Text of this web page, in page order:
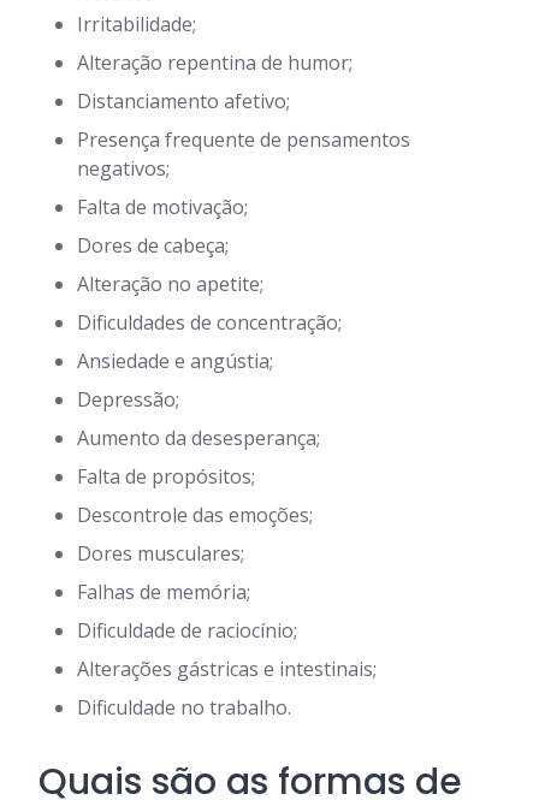
Irritabilidade;
Alteração repentina de humor;
Distanciamento afetivo;
Presença frequente de pensamentos
negativos;
Falta de motivação;
Dores de cabeça;
Alteração no apetite;
Dificuldades de concentração;
Ansiedade e angústia;
Depressão;
Aumento da desesperança;
Falta de propósitos;
Descontrole das emoções;
Dores musculares;
Falhas de memória;
Dificuldade de raciocínio;
Alterações gástricas e intestinais;
Dificuldade no trabalho.
Quais são as formas de